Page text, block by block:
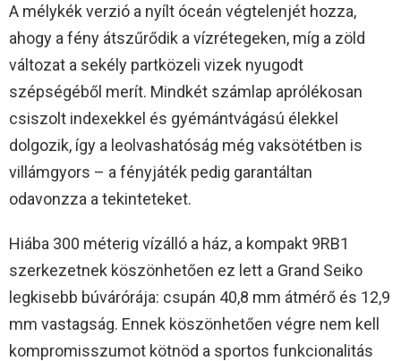
A mélykék verzió a nyílt óceán végtelenjét hozza,
ahogy a fény átszűrődik a vízrétegeken, míg a zöld
változat a sekély partközeli vizek nyugodt
szépségéből merít. Mindkét számlap aprólékosan
csiszolt indexekkel és gyémántvágású élekkel
dolgozik, így a leolvashatóság még vaksötétben is
villámgyors – a fényjáték pedig garantáltan
odavonzza a tekinteteket.
Hiába 300 méterig vízálló a ház, a kompakt 9RB1
szerkezetnek köszönhetően ez lett a Grand Seiko
legkisebb búvárórája: csupán 40,8 mm átmérő és 12,9
mm vastagság. Ennek köszönhetően végre nem kell
kompromisszumot kötnöd a sportos funkcionalitás